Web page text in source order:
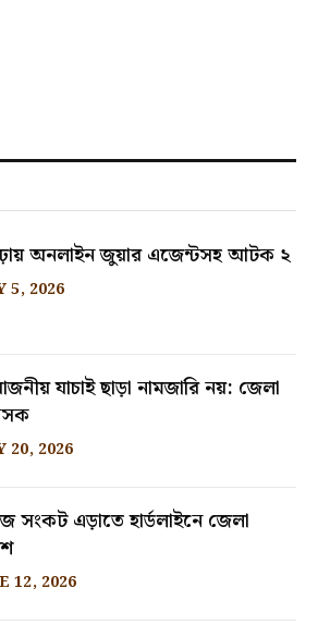
অনলাইন জুয়ার এজেন্টসহ আটক ২
5, 2026
যাচাই ছাড়া নামজারি নয়: জেলা
20, 2026
সংকট এড়াতে হার্ডলাইনে জেলা
12, 2026